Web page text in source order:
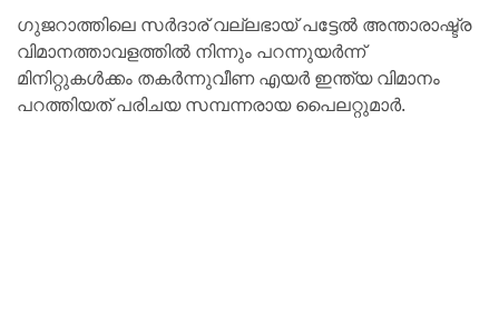
ഗുജറാത്തിലെ സർദാര്‌ വല്ലഭായ് പട്ടേൽ അന്താരാഷ്ട്ര
വിമാനത്താവളത്തിൽ നിന്നും പറന്നുയർന്ന്
മിനിറ്റുകൾക്കം തകർന്നുവീണ എയർ ഇന്ത്യ വിമാനം
പറത്തിയത് പരിചയ സമ്പന്നരായ പൈലറ്റുമാർ.